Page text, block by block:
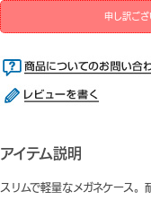
申し訳ござ
アイテム説明
スリムで軽量なメガネケース